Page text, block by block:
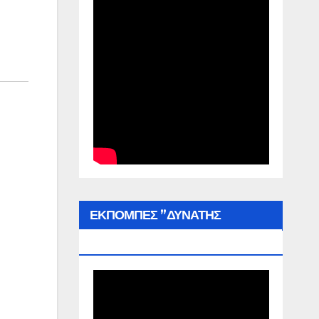
ΕΚΠΟΜΠΕΣ ”ΔΥΝΑΤΗΣ